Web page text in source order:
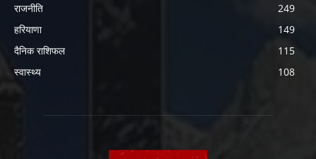
राजनीति
249
हरियाणा
149
दैनिक राशिफल
115
स्वास्थ्य
108